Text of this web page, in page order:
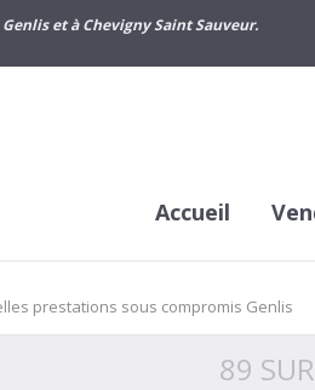
et à Chevigny Saint Sauveur.
Accueil
prestations sous compromis Genlis
89